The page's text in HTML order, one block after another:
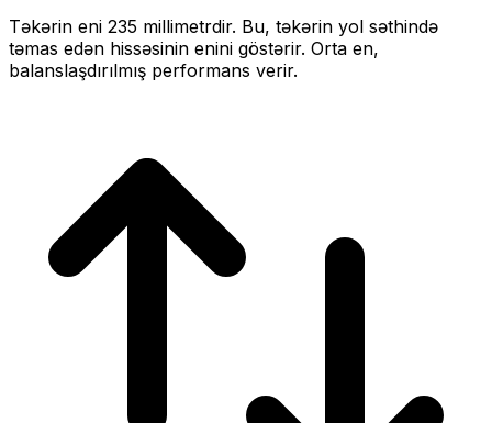
Təkərin eni 235 millimetrdir. Bu, təkərin yol səthində
təmas edən hissəsinin enini göstərir. Orta en,
balanslaşdırılmış performans verir.